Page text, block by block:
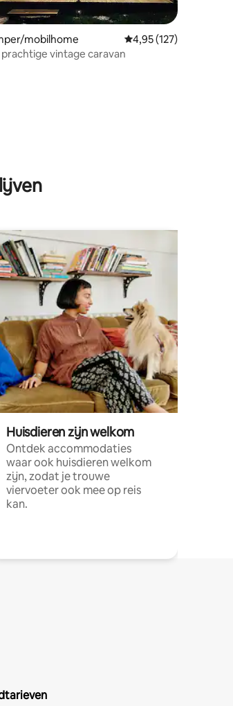
van 4,92 op 5, 25 recensies
mobilhome Gemiddelde
4,95 (127)
prachtige vintage caravan
Huisdieren zijn welkom
Ontdek accommodaties
waar ook huisdieren welkom
zijn, zodat je trouwe
viervoeter ook mee op reis
kan.